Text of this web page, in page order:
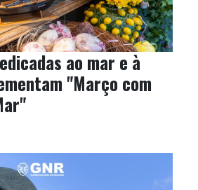
ao mar e à
"Março com